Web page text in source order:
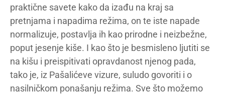
praktične savete kako da izađu na kraj sa
pretnjama i napadima režima, on te iste napade
normalizuje, postavlja ih kao prirodne i neizbežne,
poput jesenje kiše. I kao što je besmisleno ljutiti se
na kišu i preispitivati opravdanost njenog pada,
tako je, iz Pašalićeve vizure, suludo govoriti i o
nasilničkom ponašanju režima. Sve što možemo